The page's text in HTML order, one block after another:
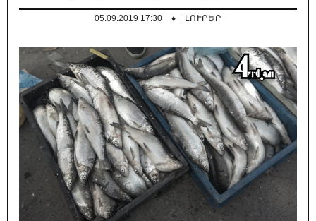
05.09.2019 17:30 ♦ ԼՈՒՐԵՐ